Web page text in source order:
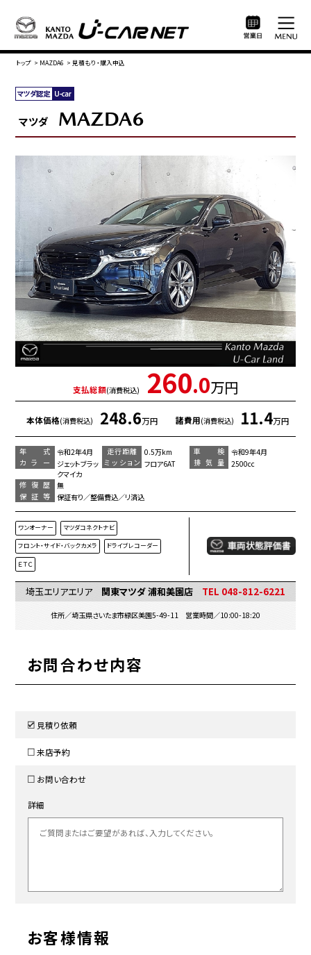
トップ > MAZDA6 > 見積もり・購入申込
マツダ MAZDA6
支払総額(消費税込) 260.0万円
本体価格(消費税込) 248.6万円 諸費用(消費税込) 11.4万円
年 式 令和2年4月 走行距離 0.5万km 車 検
令和9年4月
カラー
ジェットブラッ
クマイカ
ミッション フロア6AT 排気量
2500cc
修復歴
無
保証等
保証有り／整備費込／リ済込
ワンオーナー マツダコネクトナビ
フロント・サイド・バックカメラ ドライブレコーダー
ＥＴＣ
埼玉エリアエリア 関東マツダ 浦和美園店 TEL 048-812-6221
住所／埼玉県さいたま市緑区美園5-49-11 営業時間／10:00-18:20
お問合わせ内容
見積り依頼
来店予約
お問い合わせ
詳細
お客様情報